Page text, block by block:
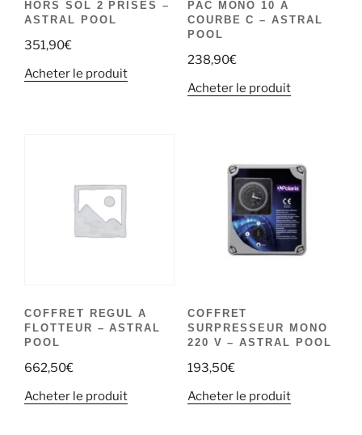
HORS SOL 2 PRISES –
ASTRAL POOL
351,90€
Acheter le produit
PAC MONO 10 A
COURBE C – ASTRAL
POOL
238,90€
Acheter le produit
COFFRET REGUL A
FLOTTEUR – ASTRAL
POOL
662,50€
Acheter le produit
COFFRET
SURPRESSEUR MONO
220 V – ASTRAL POOL
193,50€
Acheter le produit